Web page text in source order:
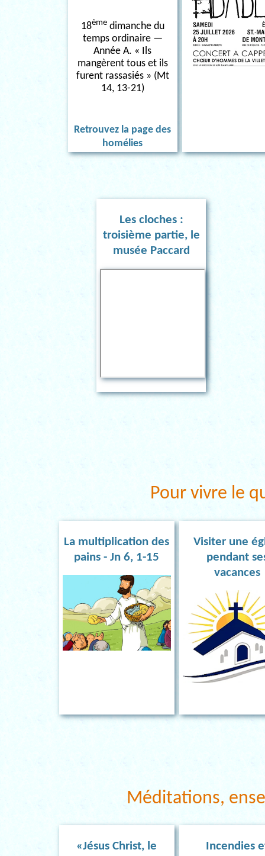
18èmedimanche du
temps ordinaire —
Année A. « Ils
mangèrent tous et ils
furent rassasiés » (Mt
14, 13-21)
Retrouvez la page des
homélies
Les cloches :
troisième partie, le
musée Paccard
Pour vivre le
La multiplication des
pains - Jn 6, 1-15
Visiter une
pendant
vacances
Méditations,
«Jésus Christ, le
Incendies